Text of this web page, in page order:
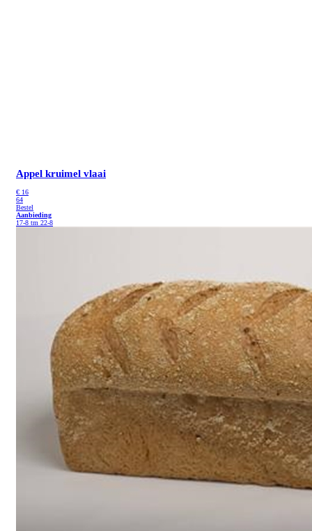
Appel kruimel vlaai
€ 16
64
Bestel
Aanbieding
17-8 tm 22-8